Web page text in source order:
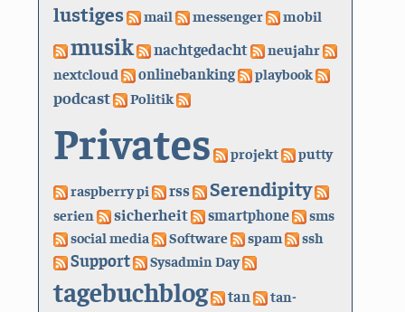
lustiges mail messenger mobil
musik nachtgedacht neujahr
nextcloud onlinebanking playbook
podcast Politik
Privates projekt putty
raspberry pi rss Serendipity
serien sicherheit smartphone
sms
social media
Software spam ssh
Support Sysadmin Day
tagebuchblog tan
tan-